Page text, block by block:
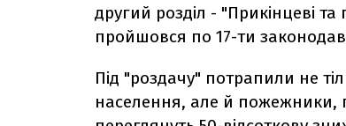
другий розділ - "Прикінцеві
пройшовся по 17-ти
Під "роздачу" потрапили не
населення, але й пожежники,